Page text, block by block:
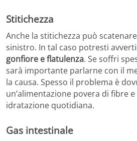
Stitichezza
Anche la stitichezza può
sinistro. In tal caso potresti
gonfiore e flatulenza. Se soffri
sarà importante parlarne con il
la causa. Spesso il problema è
un’alimentazione povera di fibre
idratazione quotidiana.
Gas intestinale